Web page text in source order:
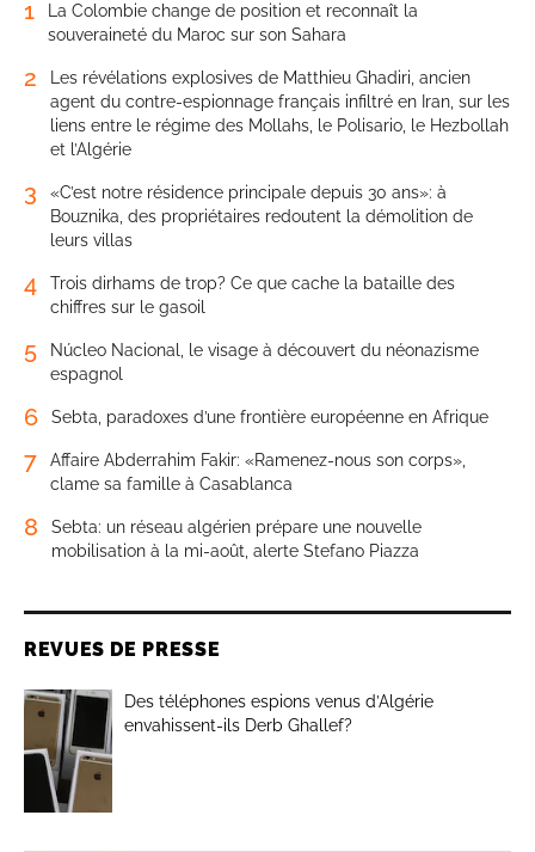
1
La Colombie change de position et reconnaît la
souveraineté du Maroc sur son Sahara
2
Les révélations explosives de Matthieu Ghadiri, ancien
agent du contre-espionnage français infiltré en Iran, sur les
liens entre le régime des Mollahs, le Polisario, le Hezbollah
et l’Algérie
3
«C’est notre résidence principale depuis 30 ans»: à
Bouznika, des propriétaires redoutent la démolition de
leurs villas
4
Trois dirhams de trop? Ce que cache la bataille des
chiffres sur le gasoil
5
Núcleo Nacional, le visage à découvert du néonazisme
espagnol
6 Sebta, paradoxes d’une frontière européenne en Afrique
7
Affaire Abderrahim Fakir: «Ramenez-nous son corps»,
clame sa famille à Casablanca
8
Sebta: un réseau algérien prépare une nouvelle
mobilisation à la mi-août, alerte Stefano Piazza
REVUES DE PRESSE
Des téléphones espions venus d’Algérie
envahissent-ils Derb Ghallef?